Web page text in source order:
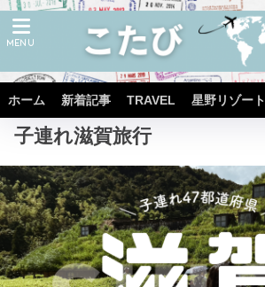
ホーム 新着記事 TRAVEL 星野リゾート
ホーム 子連れ国内旅行 子連れ近畿エリア旅行
子連れ滋賀旅行